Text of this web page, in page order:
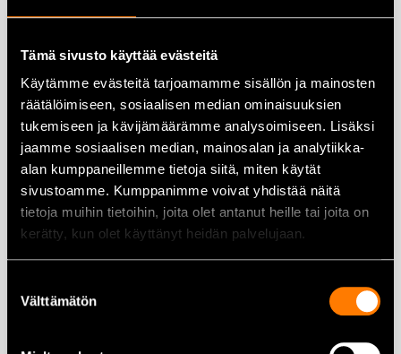
Tämä sivusto käyttää evästeitä
Käytämme evästeitä tarjoamamme sisällön ja mainosten
räätälöimiseen, sosiaalisen median ominaisuuksien
tukemiseen ja kävijämäärämme analysoimiseen. Lisäksi
jaamme sosiaalisen median, mainosalan ja analytiikka-
alan kumppaneillemme tietoja siitä, miten käytät
sivustoamme. Kumppanimme voivat yhdistää näitä
tietoja muihin tietoihin, joita olet antanut heille tai joita on
kerätty, kun olet käyttänyt heidän palvelujaan.
valinta
Välttämätön
Sievi Lazer Roller+ S3
223,00€
Lägg till i varukorg
Sievi Lazer Roller+ S3 storlek
223,00€
Lägg till i varukorg
Sievi Light Boot Black 04
storlek 43
88,00
Sievi Light Boot Black 04
storlek 45